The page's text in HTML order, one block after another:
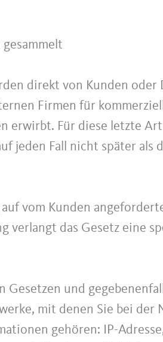
direkt von Kunden oder
Firmen für
erwirbt. Für diese letzte
jeden Fall nicht später als
vom Kunden
verlangt das Gesetz eine
Gesetzen und
mit denen Sie bei der
gehören: IP-